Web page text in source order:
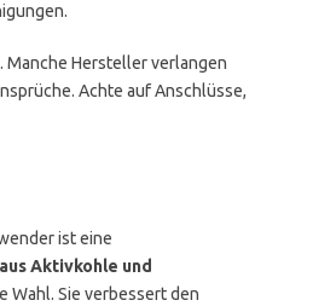
Manche Hersteller verlangen
Achte auf Anschlüsse,
ist eine
Aktivkohle und
Wahl. Sie verbessert den